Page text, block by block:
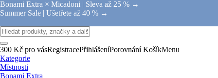
Bonami Extra × Micadoni | Sleva až 25 % →
Summer Sale | Ušetřete až 40 % →
300 Kč pro vásRegistracePřihlášeníPorovnání KošíkMenu
Kategorie
Místnosti
Bonami Extra